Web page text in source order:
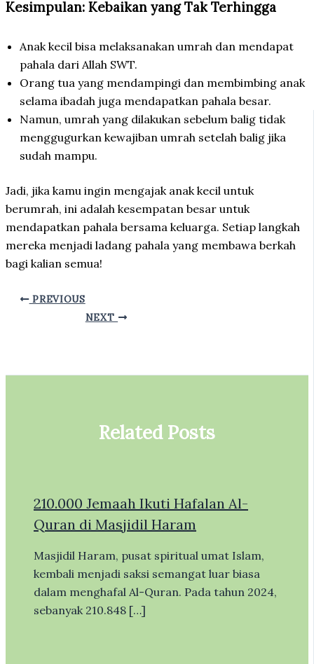
Kesimpulan: Kebaikan yang Tak Terhingga
Anak kecil bisa melaksanakan umrah dan mendapat
pahala dari Allah SWT.
Orang tua yang mendampingi dan membimbing anak
selama ibadah juga mendapatkan pahala besar.
Namun, umrah yang dilakukan sebelum balig tidak
menggugurkan kewajiban umrah setelah balig jika
sudah mampu.
Jadi, jika kamu ingin mengajak anak kecil untuk
berumrah, ini adalah kesempatan besar untuk
mendapatkan pahala bersama keluarga. Setiap langkah
mereka menjadi ladang pahala yang membawa berkah
bagi kalian semua!
PREVIOUS
NEXT
Related Posts
210.000 Jemaah Ikuti Hafalan Al-
Quran di Masjidil Haram
Masjidil Haram, pusat spiritual umat Islam,
kembali menjadi saksi semangat luar biasa
dalam menghafal Al-Quran. Pada tahun 2024,
sebanyak 210.848 […]